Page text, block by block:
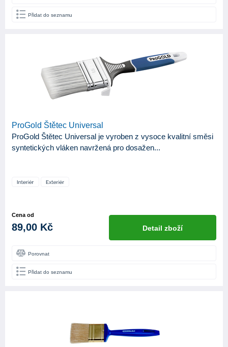
Přidat do seznamu
ProGold Štětec Universal
ProGold Štětec Universal je vyroben z vysoce kvalitní směsi
syntetických vláken navržená pro dosažen...
Cena od
89,00 Kč Detail zboží
Porovnat
Přidat do seznamu